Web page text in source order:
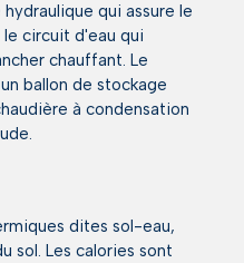
qui assure le
circuit d'eau qui
chauffant. Le
ballon de stockage
à condensation
dites sol-eau,
sol. Les calories sont